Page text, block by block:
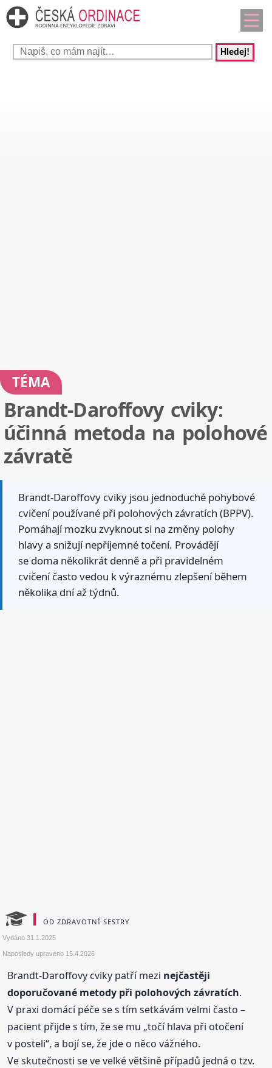
Hledej!
TÉMA
Brandt-Daroffovy cviky:
účinná metoda na polohové
závratě
Brandt-Daroffovy cviky jsou jednoduché pohybové
cvičení používané při polohových závratích (BPPV).
Pomáhají mozku zvyknout si na změny polohy
hlavy a snižují nepříjemné točení. Provádějí
se doma několikrát denně a při pravidelném
cvičení často vedou k výraznému zlepšení během
několika dní až týdnů.
OD ZDRAVOTNÍ SESTRY
Vydáno31.1.2025
Naposledy upraveno 15.4.2026
Brandt-Daroffovy cviky patří mezi nejčastěji
doporučované metody při polohových závratích.
V praxi domácí péče se s tím setkávám velmi často –
pacient přijde s tím, že se mu „točí hlava při otočení
v posteli“, a bojí se, že jde o něco vážného.
Ve skutečnosti se ve velké většině případů jedná o tzv.